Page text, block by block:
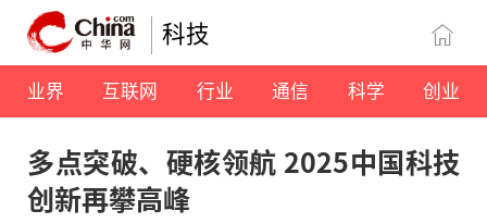
科技
业界 互联网 行业 通信 科学 创业
多点突破、硬核领航 2025中国科技
创新再攀高峰